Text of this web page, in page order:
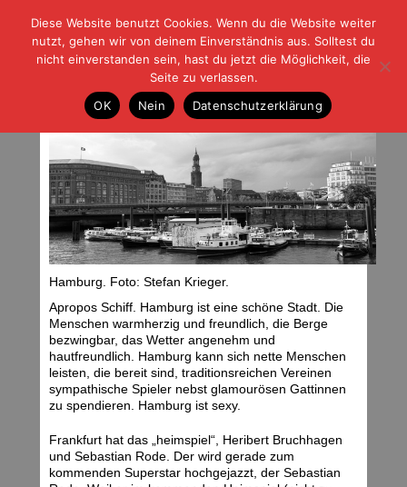
| | |BLOG-GFußball und der Rest
HOME|REGELN|IMPRESSUM |DATENSCHUTZ
Alle mannen aan boord
Dienstag, 11.09.12 | 07:09 Uhr
Hamburg. Foto: Stefan Krieger.
Apropos Schiff. Hamburg ist eine schöne Stadt. Die
Menschen warmherzig und freundlich, die Berge
bezwingbar, das Wetter angenehm und
hautfreundlich. Hamburg kann sich nette Menschen
leisten, die bereit sind, traditionsreichen Vereinen
sympathische Spieler nebst glamourösen Gattinnen
zu spendieren. Hamburg ist sexy.
Frankfurt hat das „heimspiel“, Heribert Bruchhagen
und Sebastian Rode. Der wird gerade zum
kommenden Superstar hochgejazzt, der Sebastian
Diese Website benutzt Cookies. Wenn du die Website weiter
nutzt, gehen wir von deinem Einverständnis aus. Solltest du
nicht einverstanden sein, hast du jetzt die Möglichkeit, die
Seite zu verlassen.
OK
Nein Datenschutzerklärung